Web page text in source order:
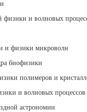
физики и волновых
и физики микроволн
биофизики
полимеров и
и волновых процессов
астрономии